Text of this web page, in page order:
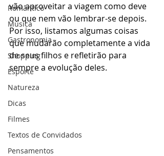
Romântico
Música
Gastronomia
Shopping
Esporte
Natureza
Dicas
Filmes
Textos de Convidados
Pensamentos
vão aproveitar a viagem como deve
ou que nem vão lembrar-se depois.
Por isso, listamos algumas coisas
que mudarão completamente a vida
de seus filhos e refletirão para
sempre a evolução deles.